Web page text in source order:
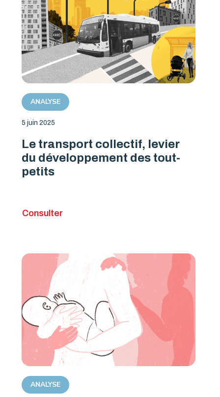
ANALYSE
5 juin 2025
Le transport collectif, levier
du développement des tout-
petits
Consulter
ANALYSE